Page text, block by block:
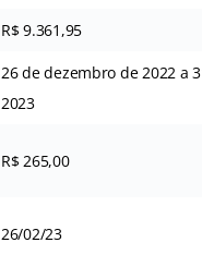
R$ 9.361,95
26 de dezembro de 2022 a
2023
R$ 265,00
26/02/23